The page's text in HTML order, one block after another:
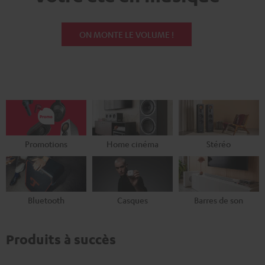
ON MONTE LE VOLUME !
Promotions Home cinéma Stéréo
Bluetooth Casques Barres de son
Produits à succès